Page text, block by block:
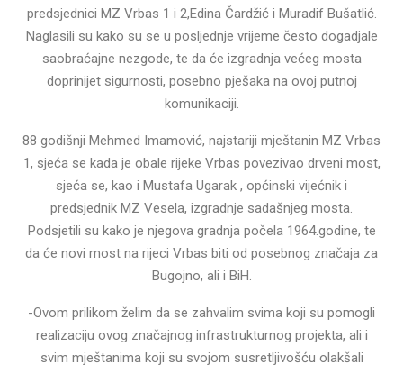
predsjednici MZ Vrbas 1 i 2,Edina Čardžić i Muradif Bušatlić.
Naglasili su kako su se u posljednje vrijeme često dogadjale
saobraćajne nezgode, te da će izgradnja većeg mosta
doprinijet sigurnosti, posebno pješaka na ovoj putnoj
komunikaciji.
88 godišnji Mehmed Imamović, najstariji mještanin MZ Vrbas
1, sjeća se kada je obale rijeke Vrbas povezivao drveni most,
sjeća se, kao i Mustafa Ugarak , općinski vijećnik i
predsjednik MZ Vesela, izgradnje sadašnjeg mosta.
Podsjetili su kako je njegova gradnja počela 1964.godine, te
da će novi most na rijeci Vrbas biti od posebnog značaja za
Bugojno, ali i BiH.
-Ovom prilikom želim da se zahvalim svima koji su pomogli
realizaciju ovog značajnog infrastrukturnog projekta, ali i
svim mještanima koji su svojom susretljivošću olakšali